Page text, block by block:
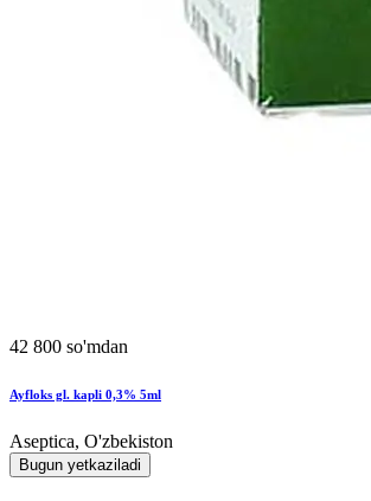
42 800 so'mdan
Ayfloks gl. kapli 0,3% 5ml
Aseptica, O'zbekiston
Bugun yetkaziladi